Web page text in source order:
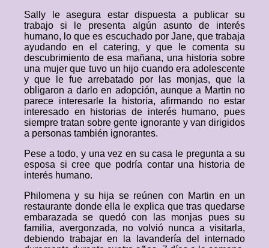
Sally le asegura estar dispuesta a publicar su
trabajo si le presenta algún asunto de interés
humano, lo que es escuchado por Jane, que trabaja
ayudando en el catering, y que le comenta su
descubrimiento de esa mañana, una historia sobre
una mujer que tuvo un hijo cuando era adolescente
y que le fue arrebatado por las monjas, que la
obligaron a darlo en adopción, aunque a Martin no
parece interesarle la historia, afirmando no estar
interesado en historias de interés humano, pues
siempre tratan sobre gente ignorante y van dirigidos
a personas también ignorantes.
Pese a todo, y una vez en su casa le pregunta a su
esposa si cree que podría contar una historia de
interés humano.
Philomena y su hija se reúnen con Martin en un
restaurante donde ella le explica que tras quedarse
embarazada se quedó con las monjas pues su
familia, avergonzada, no volvió nunca a visitarla,
debiendo trabajar en la lavandería del internado